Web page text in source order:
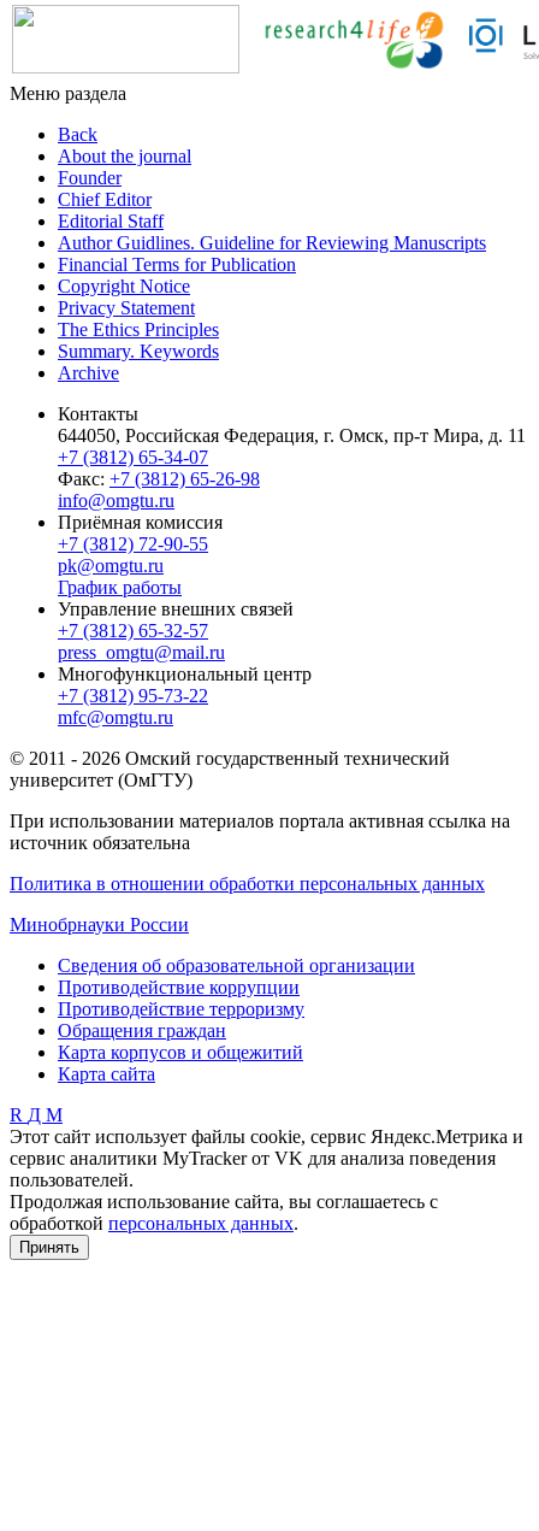
Меню раздела
Back
About the journal
Founder
Chief Editor
Editorial Staff
Author Guidlines. Guideline for Reviewing Manuscripts
Financial Terms for Publication
Copyright Notice
Privacy Statement
The Ethics Principles
Summary. Keywords
Archive
Контакты
644050, Российская Федерация, г. Омск, пр-т Мира, д. 11
+7 (3812) 65-34-07
Факс: +7 (3812) 65-26-98
info@omgtu.ru
Приёмная комиссия
+7 (3812) 72-90-55
pk@omgtu.ru
График работы
Управление внешних связей
+7 (3812) 65-32-57
press_omgtu@mail.ru
Многофункциональный центр
+7 (3812) 95-73-22
mfc@omgtu.ru
© 2011 - 2026 Омский государственный технический
университет (ОмГТУ)
При использовании материалов портала активная ссылка на
источник обязательна
Политика в отношении обработки персональных данных
Минобрнауки России
Сведения об образовательной организации
Противодействие коррупции
Противодействие терроризму
Обращения граждан
Карта корпусов и общежитий
Карта сайта
R Д М
Этот сайт использует файлы cookie, сервис Яндекс.Метрика и
сервис аналитики MyTracker от VK для анализа поведения
пользователей.
Продолжая использование сайта, вы соглашаетесь с
обработкой персональных данных.
Принять